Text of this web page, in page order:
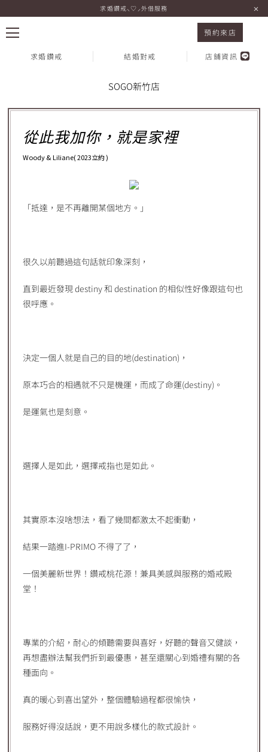
I-PRIMO SOGO新竹店 Woody & Liliane
求婚鑽戒⸜♡⸝外借服務
預約來店
求婚鑽戒 結婚對戒 店鋪資訊
熱門搜尋：
SOGO新竹店
從此我加你，就是家裡
Woody & Liliane( 2023立約 )
「抵達，是不再離開某個地方。」
很久以前聽過這句話就印象深刻，
直到最近發現 destiny 和 destination 的相似性好像跟這句也
很呼應。
決定一個人就是自己的目的地(destination)，
原本巧合的相遇就不只是機運，而成了命運(destiny)。
是運氣也是刻意。
選擇人是如此，選擇戒指也是如此。
其實原本沒啥想法，看了幾間都激太不起衝動，
結果一踏進I-PRIMO 不得了了，
一個美麗新世界！鑽戒桃花源！兼具美感與服務的婚戒殿
堂！
專業的介紹，耐心的傾聽需要與喜好，好聽的聲音又健談，
再想盡辦法幫我們折到最優惠，甚至還關心到婚禮有關的各
種面向。
真的暖心到喜出望外，整個體驗過程都很愉快，
服務好得沒話說，更不用說多樣化的款式設計。